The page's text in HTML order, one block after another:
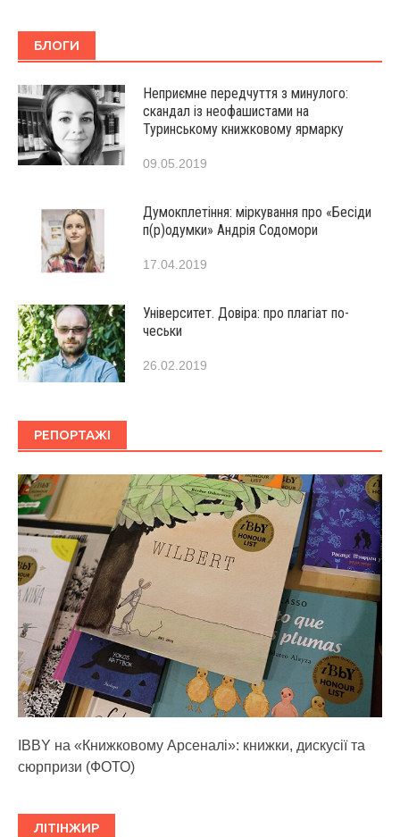
БЛОГИ
Неприємне передчуття з минулого:
скандал із неофашистами на
Туринському книжковому ярмарку
09.05.2019
Думокплетіння: міркування про «Бесіди
п(р)одумки» Андрія Содомори
17.04.2019
Університет. Довіра: про плагіат по-
чеськи
26.02.2019
РЕПОРТАЖІ
IBBY на «Книжковому Арсеналі»: книжки, дискусії та
сюрпризи (ФОТО)
ЛІТІНЖИР